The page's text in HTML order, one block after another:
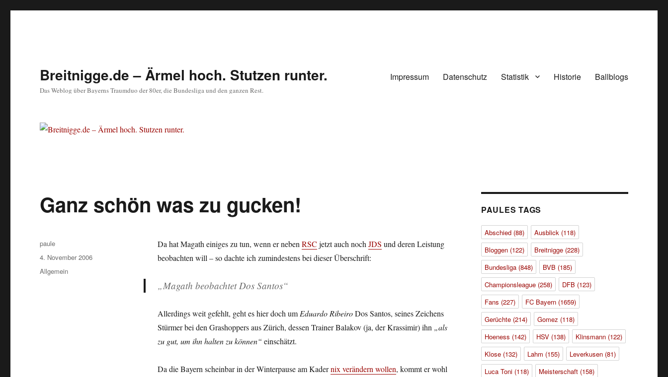
Breitnigge.de – Ärmel hoch. Stutzen runter.
Das Weblog über Bayerns Traumduo der 80er, die Bundesliga und den ganzen Rest.
Impressum Datenschutz Statistik Historie Ballblogs
Ganz schön was zu gucken!
Da hat Magath einiges zu tun, wenn er nebenRSC jetzt auch nochJDS und deren Leistung
beobachten will – so dachte ich zumindestens bei dieser Überschrift:
„Magath beobachtet Dos Santos“
Allerdings weit gefehlt, geht es hier doch umEduardo RibeiroDos Santos, seines Zeichens
Stürmer bei den Grashoppers aus Zürich, dessen Trainer Balakov (ja, der Krassimir) ihn „als
zu gut, um ihn halten zu können“ einschätzt.
Da die Bayern scheinbar in der Winterpause am Kadernix verändern wollen, kommt er wohl
Autor
paule
Veröffentlicht
am
4. November 2006
Kategorien
Allgemein
PAULES TAGS
Abschied(88) Ausblick(118)
Bloggen(122) Breitnigge(228)
Bundesliga(848) BVB (185)
Championsleague(258) DFB (123)
Fans (227) FC Bayern(1659)
Gerüchte(214) Gomez (118)
Hoeness (142) HSV(138) Klinsmann(122)
Klose(132) Lahm (155) Leverkusen(81)
Luca Toni(118) Meisterschaft(158)